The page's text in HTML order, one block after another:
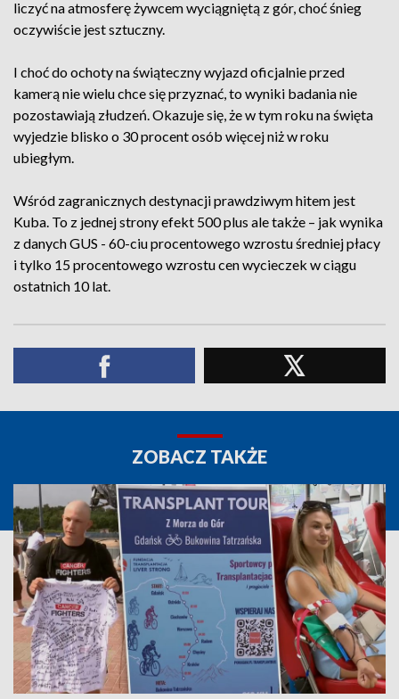
liczyć na atmosferę żywcem wyciągniętą z gór, choć śnieg
oczywiście jest sztuczny.
I choć do ochoty na świąteczny wyjazd oficjalnie przed
kamerą nie wielu chce się przyznać, to wyniki badania nie
pozostawiają złudzeń. Okazuje się, że w tym roku na święta
wyjedzie blisko o 30 procent osób więcej niż w roku
ubiegłym.
Wśród zagranicznych destynacji prawdziwym hitem jest
Kuba. To z jednej strony efekt 500 plus ale także – jak wynika
z danych GUS - 60-ciu procentowego wzrostu średniej płacy
i tylko 15 procentowego wzrostu cen wycieczek w ciągu
ostatnich 10 lat.
ZOBACZ TAKŻE